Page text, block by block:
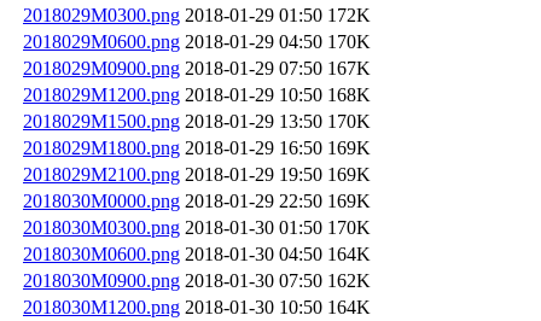
2018029M0300.png 2018-01-29 01:50 172K
2018029M0600.png 2018-01-29 04:50 170K
2018029M0900.png 2018-01-29 07:50 167K
2018029M1200.png 2018-01-29 10:50 168K
2018029M1500.png 2018-01-29 13:50 170K
2018029M1800.png 2018-01-29 16:50 169K
2018029M2100.png 2018-01-29 19:50 169K
2018030M0000.png 2018-01-29 22:50 169K
2018030M0300.png 2018-01-30 01:50 170K
2018030M0600.png 2018-01-30 04:50 164K
2018030M0900.png 2018-01-30 07:50 162K
2018030M1200.png 2018-01-30 10:50 164K